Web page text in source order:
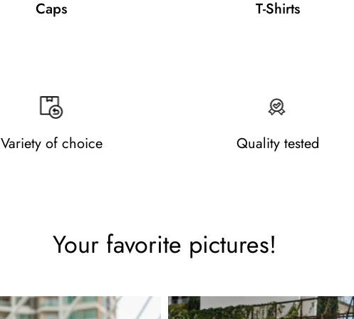
Caps T-Shirts
Variety of choice Quality tested
Your favorite pictures!